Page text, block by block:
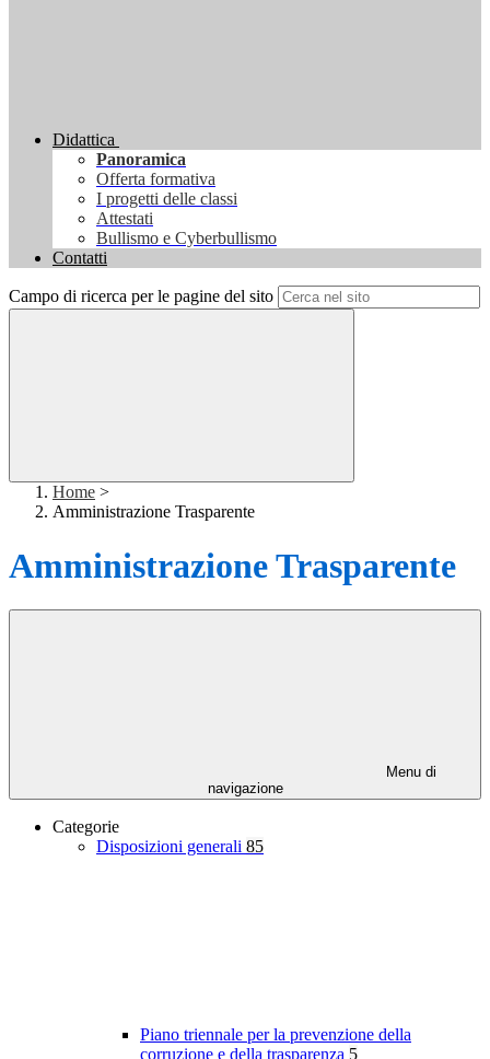
Didattica
Panoramica
Offerta formativa
I progetti delle classi
Attestati
Bullismo e Cyberbullismo
Contatti
Campo di ricerca per le pagine del sito
Home >
Amministrazione Trasparente
Amministrazione Trasparente
Menu di
navigazione
Categorie
Disposizioni generali 85
Piano triennale per la prevenzione della
corruzione e della trasparenza 5